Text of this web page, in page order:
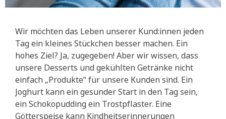
Wir möchten das Leben unserer Kund:innen jeden
Tag ein kleines Stückchen besser machen. Ein
hohes Ziel? Ja, zugegeben! Aber wir wissen, dass
unsere Desserts und gekühlten Getränke nicht
einfach „Produkte“ für unsere Kunden sind. Ein
Joghurt kann ein gesunder Start in den Tag sein,
ein Schokopudding ein Trostpflaster. Eine
Götterspeise kann Kindheitserinnerungen